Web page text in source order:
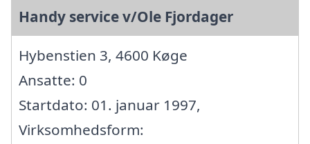
Handy service v/Ole Fjordager
Hybenstien 3, 4600 Køge
Ansatte: 0
Startdato: 01. januar 1997,
Virksomhedsform: